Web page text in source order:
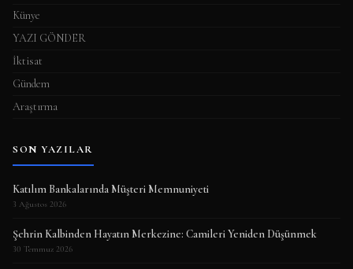
Künye
YAZI GÖNDER
İktisat
Gündem
Araştırma
SON YAZILAR
Katılım Bankalarında Müşteri Memnuniyeti
3 Ağustos 2026
Şehrin Kalbinden Hayatın Merkezine: Camileri Yeniden Düşünmek
30 Temmuz 2026